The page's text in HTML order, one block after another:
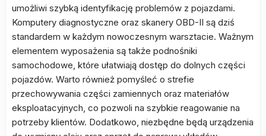
umożliwi szybką identyfikację problemów z pojazdami.
Komputery diagnostyczne oraz skanery OBD-II są dziś
standardem w każdym nowoczesnym warsztacie. Ważnym
elementem wyposażenia są także podnośniki
samochodowe, które ułatwiają dostęp do dolnych części
pojazdów. Warto również pomyśleć o strefie
przechowywania części zamiennych oraz materiałów
eksploatacyjnych, co pozwoli na szybkie reagowanie na
potrzeby klientów. Dodatkowo, niezbędne będą urządzenia